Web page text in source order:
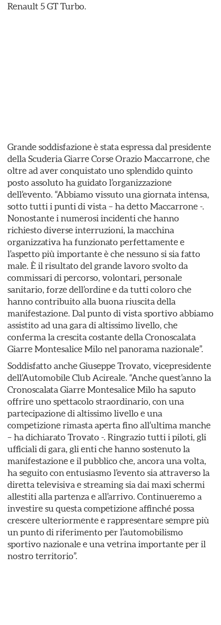
Renault 5 GT Turbo.
Grande soddisfazione è stata espressa dal presidente
della Scuderia Giarre Corse Orazio Maccarrone, che
oltre ad aver conquistato uno splendido quinto
posto assoluto ha guidato l’organizzazione
dell’evento. “Abbiamo vissuto una giornata intensa,
sotto tutti i punti di vista – ha detto Maccarrone -.
Nonostante i numerosi incidenti che hanno
richiesto diverse interruzioni, la macchina
organizzativa ha funzionato perfettamente e
l’aspetto più importante è che nessuno si sia fatto
male. È il risultato del grande lavoro svolto da
commissari di percorso, volontari, personale
sanitario, forze dell’ordine e da tutti coloro che
hanno contribuito alla buona riuscita della
manifestazione. Dal punto di vista sportivo abbiamo
assistito ad una gara di altissimo livello, che
conferma la crescita costante della Cronoscalata
Giarre Montesalice Milo nel panorama nazionale”.
Soddisfatto anche Giuseppe Trovato, vicepresidente
dell’Automobile Club Acireale. “Anche quest’anno la
Cronoscalata Giarre Montesalice Milo ha saputo
offrire uno spettacolo straordinario, con una
partecipazione di altissimo livello e una
competizione rimasta aperta fino all’ultima manche
– ha dichiarato Trovato -. Ringrazio tutti i piloti, gli
ufficiali di gara, gli enti che hanno sostenuto la
manifestazione e il pubblico che, ancora una volta,
ha seguito con entusiasmo l’evento sia attraverso la
diretta televisiva e streaming sia dai maxi schermi
allestiti alla partenza e all’arrivo. Continueremo a
investire su questa competizione affinché possa
crescere ulteriormente e rappresentare sempre più
un punto di riferimento per l’automobilismo
sportivo nazionale e una vetrina importante per il
nostro territorio”.